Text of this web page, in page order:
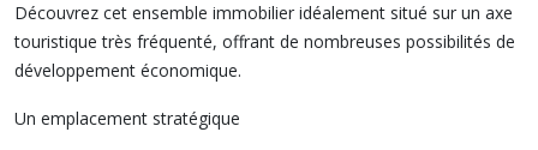
Découvrez cet ensemble immobilier idéalement situé sur un axe
touristique très fréquenté, offrant de nombreuses possibilités de
développement économique.
Un emplacement stratégique